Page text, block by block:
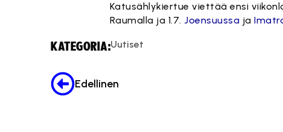
Katusählykiertue viettää ensi
Raumalla ja 1.7. Joensuussa ja
KATEGORIA:Uutiset
Edellinen